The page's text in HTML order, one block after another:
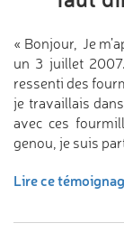
« Bonjour, Je
un 3 juillet 2007.
ressenti des
je travaillais
avec ces
genou, je suis
Lire ce